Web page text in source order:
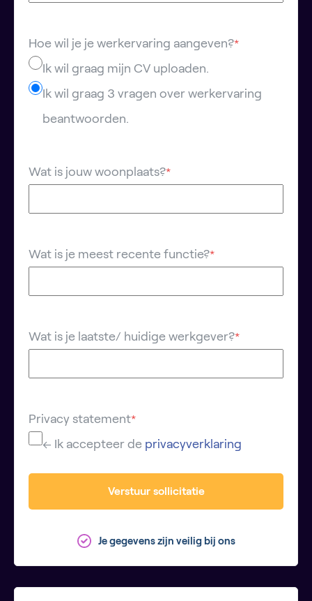
Hoe wil je je werkervaring aangeven?*
Ik wil graag mijn CV uploaden.
Ik wil graag 3 vragen over werkervaring
beantwoorden.
Wat is jouw woonplaats?*
Wat is je meest recente functie?*
Wat is je laatste/ huidige werkgever?*
Privacy statement*
← Ik accepteer de privacyverklaring
Verstuur sollicitatie
Je gegevens zijn veilig bij ons